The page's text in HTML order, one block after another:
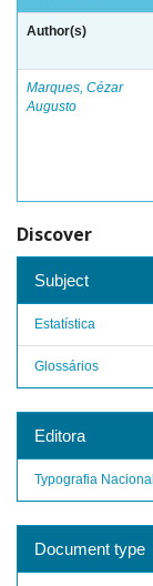
Author(s)
Marques, Cézar
Augusto
Discover
Subject
Estatística
Glossários
Editora
Typografia Nacional
Document type